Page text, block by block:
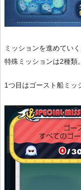
ミッションを進めてい
特殊ミッションは2種類。
1つ目はゴースト船ミッ